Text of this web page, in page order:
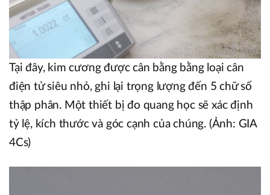
Tại đây, kim cương được cân bằng bằng loại cân
điện tử siêu nhỏ, ghi lại trọng lượng đến 5 chữ số
thập phân. Một thiết bị đo quang học sẽ xác định
tỷ lệ, kích thước và góc cạnh của chúng. (Ảnh: GIA
4Cs)